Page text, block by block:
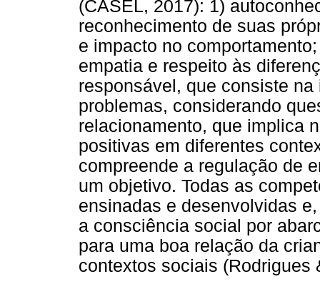
(CASEL, 2017): 1)
reconhecimento de suas
e impacto no
empatia e respeito às
responsável, que consiste
problemas, considerando
relacionamento, que implica
positivas em diferentes
compreende a regulação de
um objetivo. Todas as
ensinadas e desenvolvidas
a consciência social por
para uma boa relação da
contextos sociais (Rodrigues